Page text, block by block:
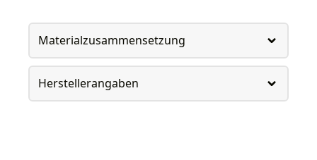
Materialzusammensetzung
Herstellerangaben